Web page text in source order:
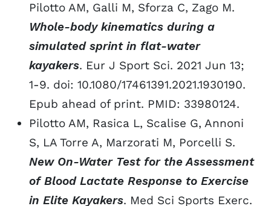
Pilotto AM, Galli M, Sforza C, Zago M.
Whole-body kinematics during a
simulated sprint in flat-water
kayakers. Eur J Sport Sci. 2021 Jun 13;
1-9. doi: 10.1080/17461391.2021.1930190.
Epub ahead of print. PMID: 33980124.
Pilotto AM, Rasica L, Scalise G, Annoni
S, LA Torre A, Marzorati M, Porcelli S.
New On-Water Test for the Assessment
of Blood Lactate Response to Exercise
in Elite Kayakers. Med Sci Sports Exerc.